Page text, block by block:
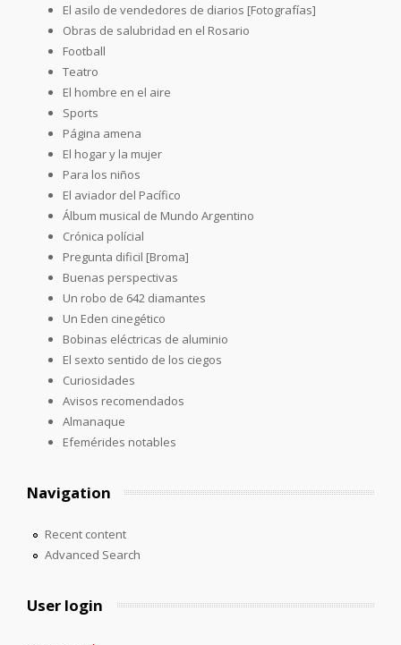
El asilo de vendedores de diarios [Fotografías]
Obras de salubridad en el Rosario
Football
Teatro
El hombre en el aire
Sports
Página amena
El hogar y la mujer
Para los niños
El aviador del Pacífico
Álbum musical de Mundo Argentino
Crónica polícial
Pregunta dificil [Broma]
Buenas perspectivas
Un robo de 642 diamantes
Un Eden cinegético
Bobinas eléctricas de aluminio
El sexto sentido de los ciegos
Curiosidades
Avisos recomendados
Almanaque
Efemérides notables
Navigation
Recent content
Advanced Search
User login